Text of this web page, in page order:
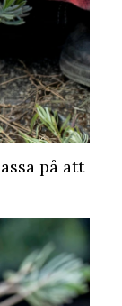
på att